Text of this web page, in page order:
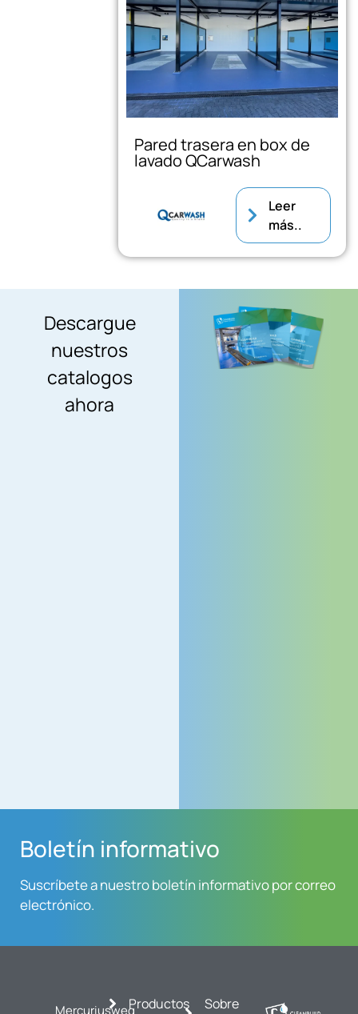
Pared trasera en box de
lavado QCarwash
Leer
más..
Descargue
nuestros
catalogos
ahora
Boletín informativo
Suscríbete a nuestro boletín informativo por correo
electrónico.
MercuriuswegProductos Sobre